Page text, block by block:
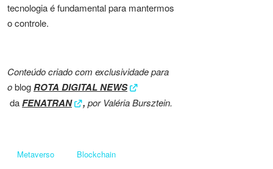
tecnologia é fundamental para mantermos
o controle.
Conteúdo criado com exclusividade para
oblogROTA DIGITAL NEWS
daFENATRAN , por Valéria Bursztein.
Metaverso Blockchain